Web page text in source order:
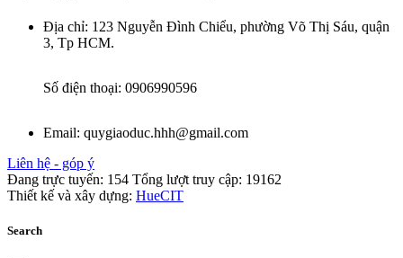
Địa chỉ: 123 Nguyễn Đình Chiểu, phường Võ Thị Sáu, quận
3, Tp HCM.
Số điện thoại: 0906990596
Email: quygiaoduc.hhh@gmail.com
Liên hệ - góp ý
Đang trực tuyến: 154 Tổng lượt truy cập: 19162
Thiết kế và xây dựng: HueCIT
Search